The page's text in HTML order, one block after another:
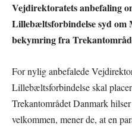
Vejdirektoratets anbefaling
Lillebæltsforbindelse syd
bekymring fra
For nylig anbefalede
Lillebæltsforbindelse skal
Trekantområdet Danmark
velkommen, mener de, at en